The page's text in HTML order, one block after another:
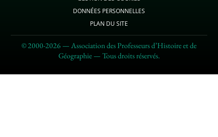
DONNÉES PERSONNELLES
PLAN DU SITE
© 2000-2026 — Association des Professeurs d’Histoire et de
Géographie — Tous droits réservés.